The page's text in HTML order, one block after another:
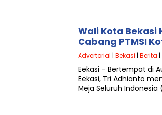
Wali Kota Bekasi
Cabang PTMSI
Advertorial | Bekasi | Berita |
Bekasi – Bertempat di
Bekasi, Tri Adhianto
Meja Seluruh Indonesia